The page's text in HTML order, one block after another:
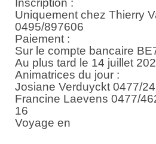
Inscription :
Uniquement chez Thierry
0495/897606
Paiement :
Sur le compte bancaire
Au plus tard le 14 juillet
Animatrices du jour :
Josiane Verduyckt 0477/
Francine Laevens 0477/
16
Voyage en